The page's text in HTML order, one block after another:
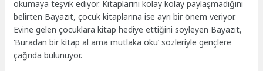
okumaya teşvik ediyor. Kitaplarını kolay kolay paylaşmadığını
belirten Bayazıt, çocuk kitaplarına ise ayrı bir önem veriyor.
Evine gelen çocuklara kitap hediye ettiğini söyleyen Bayazıt,
‘Buradan bir kitap al ama mutlaka oku’ sözleriyle gençlere
çağrıda bulunuyor.